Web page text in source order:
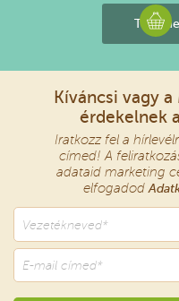
Tudj
Kíváncsi vagy
érdekelnek
Iratkozz fel a
címed! A
adataid marketing
elfogadod